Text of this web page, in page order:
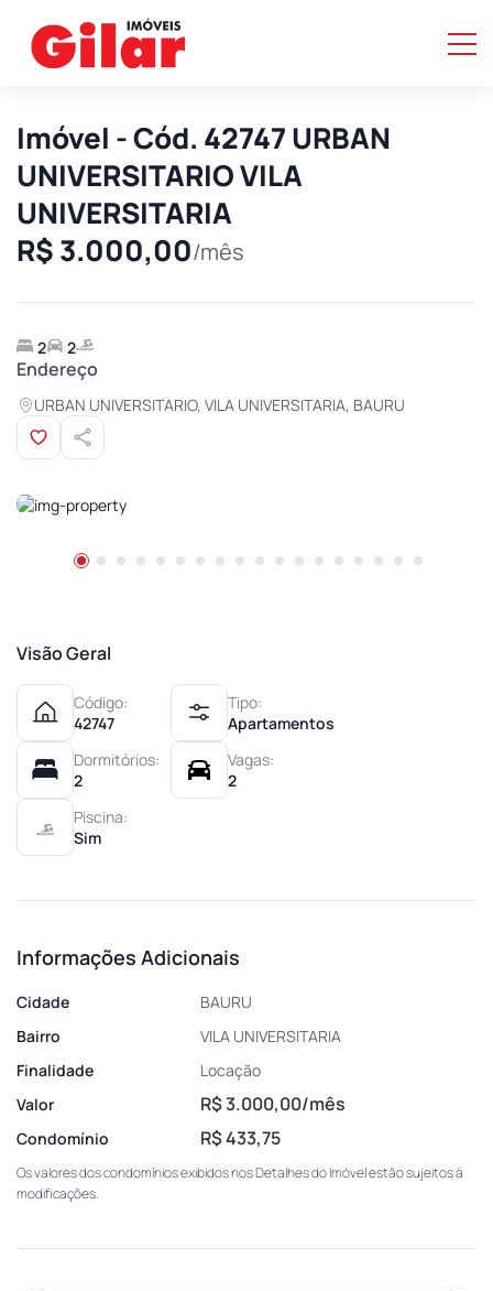
Imóvel - Cód. 42747 URBAN
UNIVERSITARIO VILA
UNIVERSITARIA
R$ 3.000,00/mês
2 2
Endereço
URBAN UNIVERSITARIO, VILA UNIVERSITARIA, BAURU
Visão Geral
Código:
42747
Tipo:
Apartamentos
Dormitórios:
2
Vagas:
2
Piscina:
Sim
Informações Adicionais
Cidade
BAURU
Bairro
VILA UNIVERSITARIA
Finalidade
Locação
Valor
R$ 3.000,00/mês
Condomínio R$ 433,75
Os valores dos condomínios exibidos nos Detalhes do Imóvel estão sujeitos à
modificações.